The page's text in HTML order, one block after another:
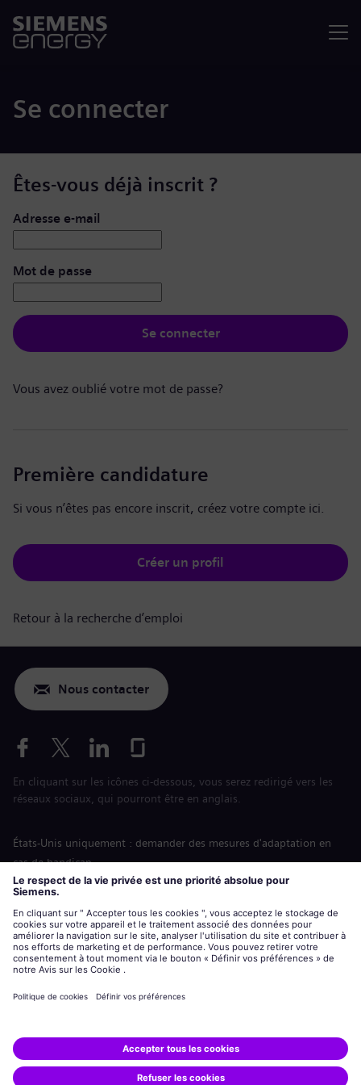
Se connecter
Êtes-vous déjà inscrit ?
Se connecter : nom d’utilisateur et mot de passe
Adresse e-mail
Mot de passe
Se connecter
Vous avez oublié votre mot de passe?
Première candidature
Si vous n’êtes pas encore inscrit, créez votre compte ici.
Créer un profil
Retour à la recherche d’emploi
Nous contacter
En cliquant sur les icônes ci-dessous, vous serez redirigé vers les
réseaux sociaux, qui pourront être en anglais.
États-Unis uniquement : demander des mesures d'adaptation en
cas de handicap
Labor Condition Application (Formulaire sur les conditions
siemens-energy.comSite Internet international
Informations sur l’entreprise
Avis de confidentialité
Siemens Energy est une marque déposée de Siemens AG.